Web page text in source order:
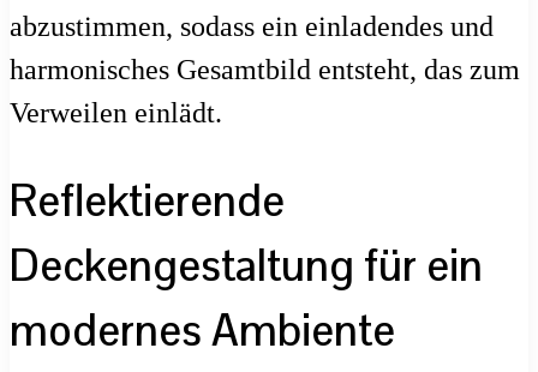
abzustimmen, sodass ein einladendes und
harmonisches Gesamtbild entsteht, das zum
Verweilen einlädt.
Reflektierende
Deckengestaltung für ein
modernes Ambiente